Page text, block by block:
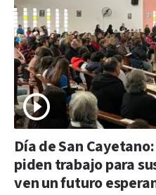
Día de San
piden trabajo para
ven un futuro